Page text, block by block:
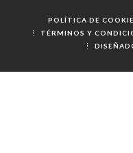
POLÍTICA DE
TÉRMINOS Y